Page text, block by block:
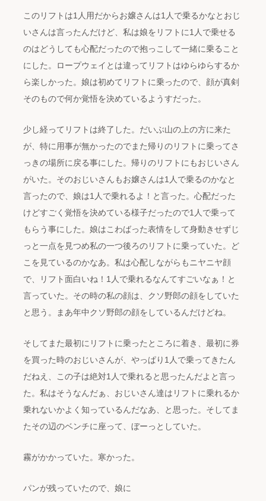
このリフトは1人用だからお嬢さんは1人で乗るかなとおじ
いさんは言ったんだけど、私は娘をリフトに1人で乗せる
のはどうしても心配だったので抱っこして一緒に乗ること
にした。ロープウェイとは違ってリフトはゆらゆらするか
ら楽しかった。娘は初めてリフトに乗ったので、顔が真剣
そのもので何か覚悟を決めているようすだった。
少し経ってリフトは終了した。だいぶ山の上の方に来た
が、特に用事が無かったのでまた帰りのリフトに乗ってさ
っきの場所に戻る事にした。帰りのリフトにもおじいさん
がいた。そのおじいさんもお嬢さんは1人で乗るのかなと
言ったので、娘は1人で乗れるよ！と言った。心配だった
けどすごく覚悟を決めている様子だったので1人で乗って
もらう事にした。娘はこわばった表情をして身動きせずじ
っと一点を見つめ私の一つ後ろのリフトに乗っていた。ど
こを見ているのかなあ。私は心配しながらもニヤニヤ顔
で、リフト面白いね！1人で乗れるなんてすごいなぁ！と
言っていた。その時の私の顔は、クソ野郎の顔をしていた
と思う。まあ年中クソ野郎の顔をしているんだけどね。
そしてまた最初にリフトに乗ったところに着き、最初に券
を買った時のおじいさんが、やっぱり1人で乗ってきたん
だねえ、この子は絶対1人で乗れると思ったんだよと言っ
た。私はそうなんだぁ、おじいさん達はリフトに乗れるか
乗れないかよく知っているんだなあ、と思った。そしてま
たその辺のベンチに座って、ぼーっとしていた。
霧がかかっていた。寒かった。
パンが残っていたので、娘に